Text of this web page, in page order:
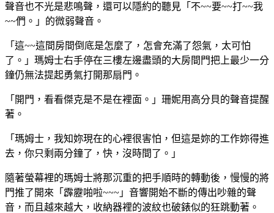
聲音也不光是悲鳴聲，還可以隱約的聽見「不~~要~~打~~我
~~們。」的微弱聲音。
「這~~這間房間倒底是怎麼了，怎會充滿了怨氣，太可怕
了。」瑪姆士右手停在三樓左邊盡頭的大房間門把上最少一分
鐘仍無法提起勇氣打開那扇門。
「開門，看看傑克是不是在裡面。」珊妮用高分貝的聲音提醒
著。
「瑪姆士，我知妳現在的心裡很害怕，但這是妳的工作妳得進
去，你只剩兩分鐘了，快，沒時間了。」
隨著螢幕裡的瑪姆士將那沉重的把手順時的轉動後，慢慢的將
門推了開來「霹靂啪啦~~~」音響開始不斷的傳出吵雜的聲
音，而且越來越大，收納器裡的波紋也破錶似的狂跳動著。